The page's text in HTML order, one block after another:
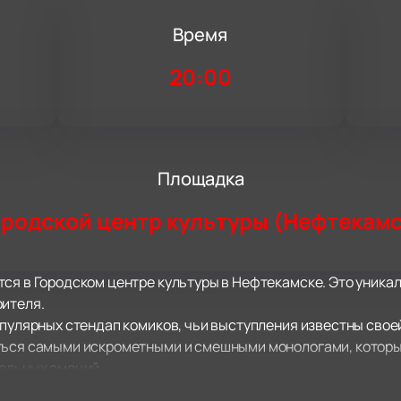
Время
20:00
Площадка
центр культуры
в Городском центре культуры в Нефтекамске. Это
стендап комиков, чьи выступления известны
самыми искрометными и смешными монологами,
эмоций.
многие стесняются говорить вслух, делает его